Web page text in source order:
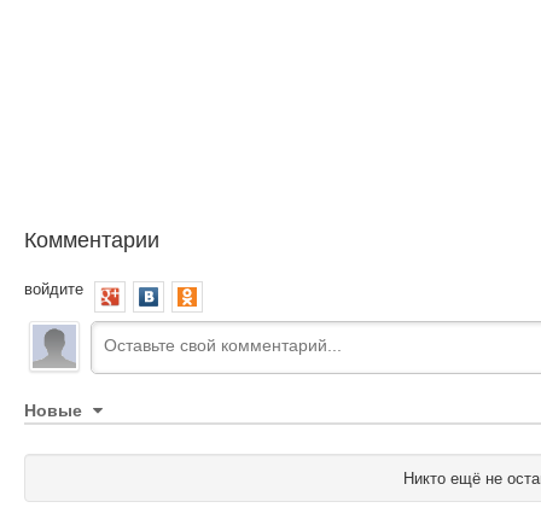
Комментарии
войдите
Новые
Никто ещё не